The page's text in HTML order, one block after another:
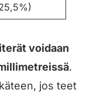
voidaan
.
jos teet